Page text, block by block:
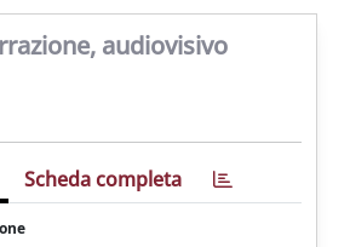
audiovisivo
Scheda completa